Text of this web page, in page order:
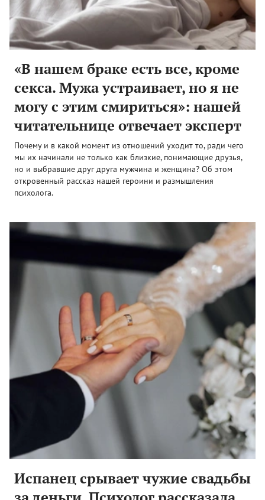
«В нашем браке есть все, кроме
секса. Мужа устраивает, но я не
могу с этим смириться»: нашей
читательнице отвечает эксперт
Почему и в какой момент из отношений уходит то, ради чего
мы их начинали не только как близкие, понимающие друзья,
но и выбравшие друг друга мужчина и женщина? Об этом
откровенный рассказ нашей героини и размышления
психолога.
Испанец срывает чужие свадьбы